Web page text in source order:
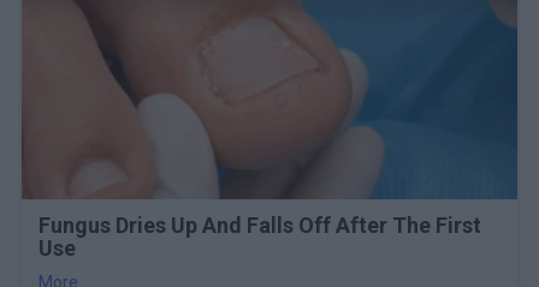
Fungus Dries Up And Falls Off After The First
Use
More